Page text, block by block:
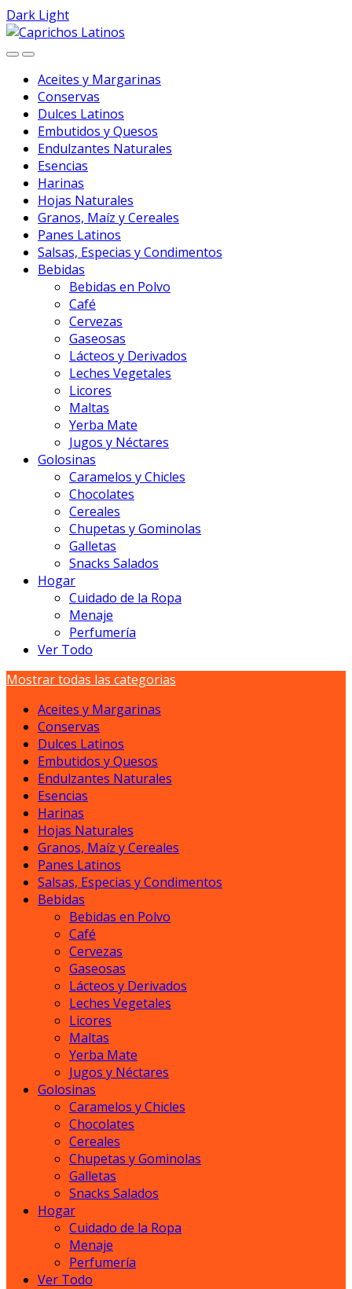
Dark Light
Skip
to
Skip
to
Aceites y Margarinas
Conservas
Dulces Latinos
Embutidos y Quesos
Endulzantes Naturales
Esencias
Harinas
Hojas Naturales
Granos, Maíz y Cereales
Panes Latinos
Salsas, Especias y Condimentos
Bebidas
Bebidas en Polvo
Café
Cervezas
Gaseosas
Lácteos y Derivados
Leches Vegetales
Licores
Maltas
Yerba Mate
Jugos y Néctares
Golosinas
Caramelos y Chicles
Chocolates
Cereales
Chupetas y Gominolas
Galletas
Snacks Salados
Hogar
Cuidado de la Ropa
Menaje
Perfumería
Ver Todo
Mostrar todas las categorias
Aceites y Margarinas
Conservas
Dulces Latinos
Embutidos y Quesos
Endulzantes Naturales
Esencias
Harinas
Hojas Naturales
Granos, Maíz y Cereales
Panes Latinos
Salsas, Especias y Condimentos
Bebidas
Bebidas en Polvo
Café
Cervezas
Gaseosas
Lácteos y Derivados
Leches Vegetales
Licores
Maltas
Yerba Mate
Jugos y Néctares
Golosinas
Caramelos y Chicles
Chocolates
Cereales
Chupetas y Gominolas
Galletas
Snacks Salados
Hogar
Cuidado de la Ropa
Menaje
Perfumería
Ver Todo